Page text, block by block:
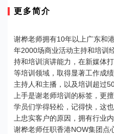
更多简介
谢桦老师拥有10年以上广东和
年2000场商业活动主持和培训
持和培训演讲能力，在新媒体
等培训领域，取得显著工作成
主持人和主播，以及培训超过
上手是谢老师培训的标签，更
学员们学得轻松，记得快，这
上忠实客户的原因，拥有行业
谢桦老师任职香港NOW集团点